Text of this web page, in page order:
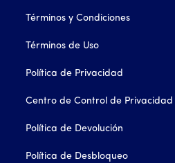
Términos y Condiciones
Términos de Uso
Política de Privacidad
Centro de Control de Privacidad
Política de Devolución
Política de Desbloqueo